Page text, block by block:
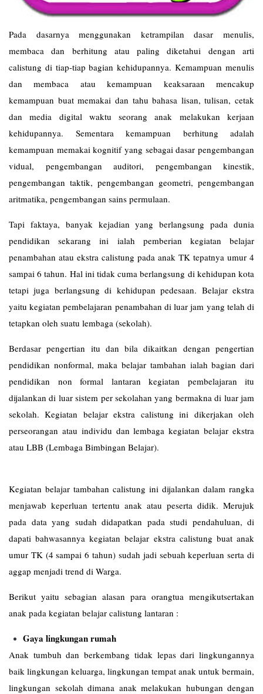
Pada dasarnya menggunakan ketrampilan dasar menulis,
membaca dan berhitung atau paling diketahui dengan arti
calistung di tiap-tiap bagian kehidupannya. Kemampuan menulis
dan membaca atau kemampuan keaksaraan mencakup
kemampuan buat memakai dan tahu bahasa lisan, tulisan, cetak
dan media digital waktu seorang anak melakukan kerjaan
kehidupannya. Sementara kemampuan berhitung adalah
kemampuan memakai kognitif yang sebagai dasar pengembangan
vidual, pengembangan auditori, pengembangan kinestik,
pengembangan taktik, pengembangan geometri, pengembangan
aritmatika, pengembangan sains permulaan.
Tapi faktaya, banyak kejadian yang berlangsung pada dunia
pendidikan sekarang ini ialah pemberian kegiatan belajar
penambahan atau ekstra calistung pada anak TK tepatnya umur 4
sampai 6 tahun. Hal ini tidak cuma berlangsung di kehidupan kota
tetapi juga berlangsung di kehidupan pedesaan. Belajar ekstra
yaitu kegiatan pembelajaran penambahan di luar jam yang telah di
tetapkan oleh suatu lembaga (sekolah).
Berdasar pengertian itu dan bila dikaitkan dengan pengertian
pendidikan nonformal, maka belajar tambahan ialah bagian dari
pendidikan non formal lantaran kegiatan pembelajaran itu
dijalankan di luar sistem per sekolahan yang bermakna di luar jam
sekolah. Kegiatan belajar ekstra calistung ini dikerjakan oleh
perseorangan atau individu dan lembaga kegiatan belajar ekstra
atau LBB (Lembaga Bimbingan Belajar).
Kegiatan belajar tambahan calistung ini dijalankan dalam rangka
menjawab keperluan tertentu anak atau peserta didik. Merujuk
pada data yang sudah didapatkan pada studi pendahuluan, di
dapati bahwasannya kegiatan belajar ekstra calistung buat anak
umur TK (4 sampai 6 tahun) sudah jadi sebuah keperluan serta di
aggap menjadi trend di Warga.
Berikut yaitu sebagian alasan para orangtua mengikutsertakan
anak pada kegiatan belajar calistung lantaran :
Gaya lingkungan rumah
Anak tumbuh dan berkembang tidak lepas dari lingkungannya
baik lingkungan keluarga, lingkungan tempat anak untuk bermain,
lingkungan sekolah dimana anak melakukan hubungan dengan